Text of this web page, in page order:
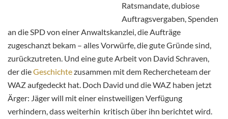
Ratsmandate, dubiose
Auftragsvergaben, Spenden
an die SPD von einer Anwaltskanzlei, die Aufträge
zugeschanzt bekam – alles Vorwürfe, die gute Gründe sind,
zurückzutreten. Und eine gute Arbeit von David Schraven,
der dieGeschichtezusammen mit dem Rechercheteam der
WAZ aufgedeckt hat. Doch David und die WAZ haben jetzt
Ärger: Jäger will mit einer einstweiligen Verfügung
verhindern, dass weiterhin kritisch über ihn berichtet wird.